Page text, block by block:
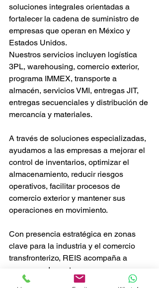
soluciones integrales orientadas a
fortalecer la cadena de suministro de
empresas que operan en México y
Estados Unidos.
Nuestros servicios incluyen logística
3PL, warehousing, comercio exterior,
programa IMMEX, transporte a
almacén, servicios VMI, entregas JIT,
entregas secuenciales y distribución de
mercancía y materiales.
A través de soluciones especializadas,
ayudamos a las empresas a mejorar el
control de inventarios, optimizar el
almacenamiento, reducir riesgos
operativos, facilitar procesos de
comercio exterior y mantener sus
operaciones en movimiento.
Con presencia estratégica en zonas
clave para la industria y el comercio
transfronterizo, REIS acompaña a
empresas de sectores como
automotriz, electrodomésticos,